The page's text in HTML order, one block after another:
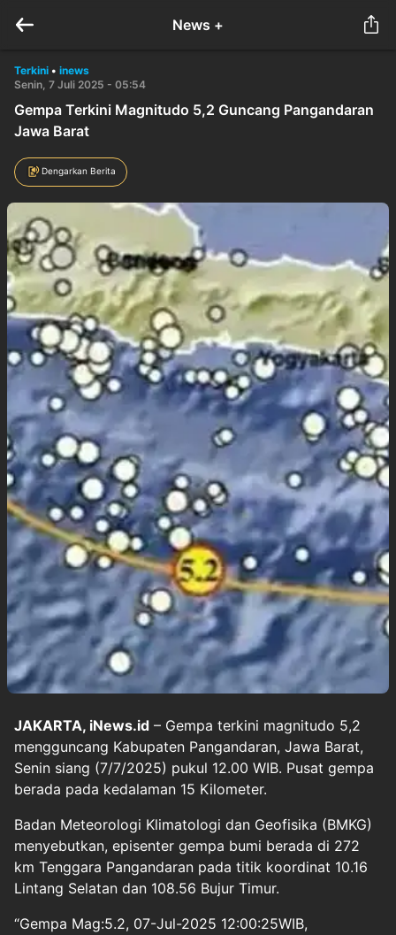
News +
Terkini • inews
Senin, 7 Juli 2025 - 05:54
Gempa Terkini Magnitudo 5,2 Guncang Pangandaran
Jawa Barat
Dengarkan Berita
JAKARTA, iNews.id – Gempa terkini magnitudo 5,2
mengguncang Kabupaten Pangandaran, Jawa Barat,
Senin siang (7/7/2025) pukul 12.00 WIB. Pusat gempa
berada pada kedalaman 15 Kilometer.
Badan Meteorologi Klimatologi dan Geofisika (BMKG)
menyebutkan, episenter gempa bumi berada di 272
km Tenggara Pangandaran pada titik koordinat 10.16
Lintang Selatan dan 108.56 Bujur Timur.
“Gempa Mag:5.2, 07-Jul-2025 12:00:25WIB,